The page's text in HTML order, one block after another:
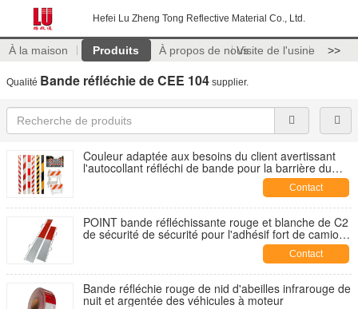
Hefei Lu Zheng Tong Reflective Material Co., Ltd.
À la maison Produits À propos de nousVisite de l'usine >>
Qualité Bande réfléchie de CEE 104 supplier.
Couleur adaptée aux besoins du client avertissant
l'autocollant réfléchi de bande pour la barrière du
Contact
POINT bande réfléchissante rouge et blanche de C2
de sécurité de sécurité pour l'adhésif fort de camion
Contact
Bande réfléchie rouge de nid d'abeilles infrarouge de
nuit et argentée des véhicules à moteur